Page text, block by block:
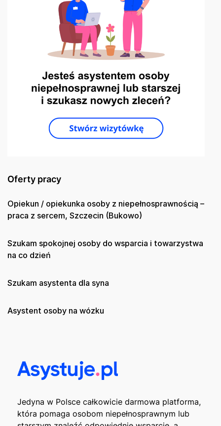
Oferty pracy
Opiekun / opiekunka osoby z niepełnosprawnością –
praca z sercem, Szczecin (Bukowo)
Szukam spokojnej osoby do wsparcia i towarzystwa
na co dzień
Szukam asystenta dla syna
Asystent osoby na wózku
Jedyna w Polsce całkowicie darmowa platforma,
która pomaga osobom niepełnosprawnym lub